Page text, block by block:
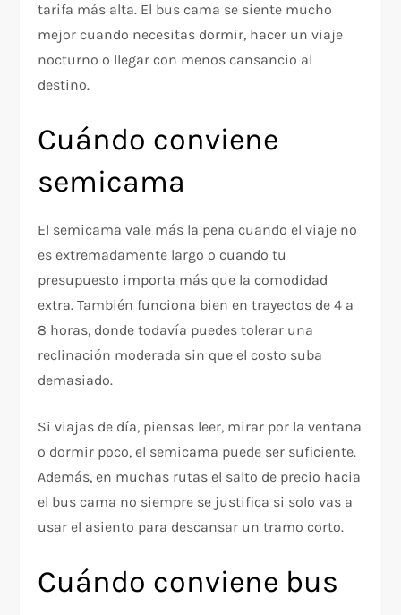
tarifa más alta. El bus cama se siente mucho
mejor cuando necesitas dormir, hacer un viaje
nocturno o llegar con menos cansancio al
destino.
Cuándo conviene
semicama
El semicama vale más la pena cuando el viaje no
es extremadamente largo o cuando tu
presupuesto importa más que la comodidad
extra. También funciona bien en trayectos de 4 a
8 horas, donde todavía puedes tolerar una
reclinación moderada sin que el costo suba
demasiado.
Si viajas de día, piensas leer, mirar por la ventana
o dormir poco, el semicama puede ser suficiente.
Además, en muchas rutas el salto de precio hacia
el bus cama no siempre se justifica si solo vas a
usar el asiento para descansar un tramo corto.
Cuándo conviene bus